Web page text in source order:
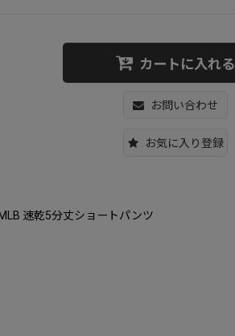
カートに入れる
お問い合わせ
お気に入り登録
速乾5分丈ショートパンツ